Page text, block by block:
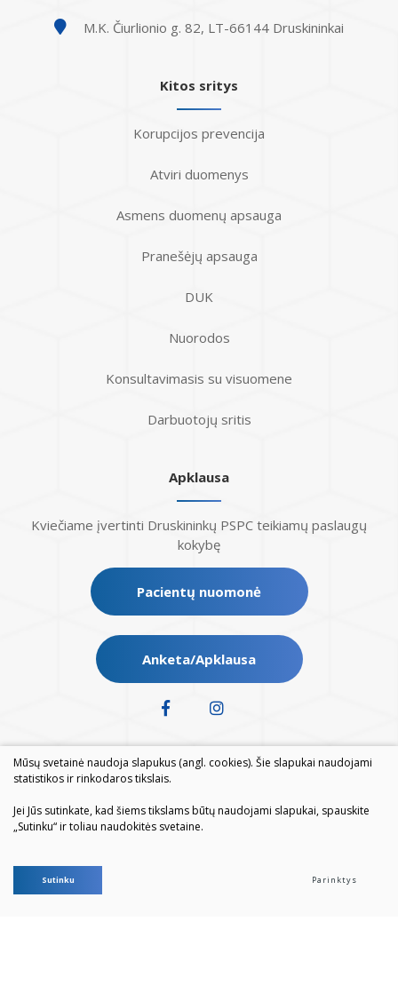
M.K. Čiurlionio g. 82, LT-66144 Druskininkai
Kitos sritys
Korupcijos prevencija
Atviri duomenys
Asmens duomenų apsauga
Pranešėjų apsauga
DUK
Nuorodos
Konsultavimasis su visuomene
Darbuotojų sritis
Apklausa
Kviečiame įvertinti Druskininkų PSPC teikiamų paslaugų
kokybę
Pacientų nuomonė
Anketa/Apklausa
Mūsų svetainė naudoja slapukus (angl. cookies). Šie slapukai naudojami
statistikos ir rinkodaros tikslais.
Jei Jūs sutinkate, kad šiems tikslams būtų naudojami slapukai, spauskite
„Sutinku“ ir toliau naudokitės svetaine.
Sutinku Parinktys